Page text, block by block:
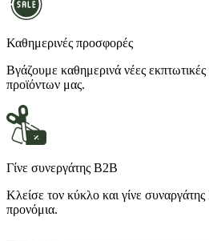
Καθημερινές προσφορές
Βγάζουμε καθημερινά νέες
προϊόντων μας.
Γίνε συνεργάτης Β2Β
Κλείσε τον κύκλο και γίνε συναργάτης
προνόμια.